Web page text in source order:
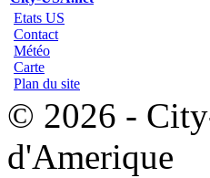
Etats US
Contact
Météo
Carte
Plan du site
© 2026 -
d'Amerique